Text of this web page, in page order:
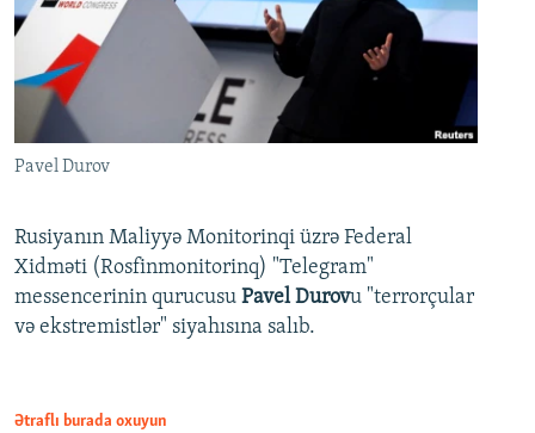
Pavel Durov
Rusiyanın Maliyyə Monitorinqi üzrə Federal
Xidməti (Rosfinmonitorinq) "Telegram"
messencerinin qurucusu Pavel Durovu "terrorçular
və ekstremistlər" siyahısına salıb.
Ətraflı burada oxuyun